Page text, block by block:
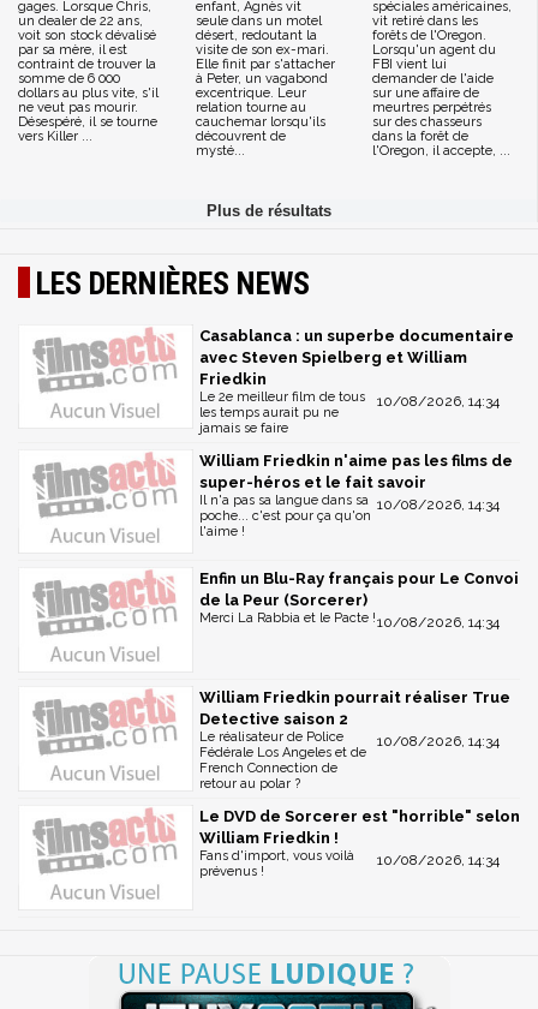
gages. Lorsque Chris,
un dealer de 22 ans,
voit son stock dévalisé
par sa mère, il est
contraint de trouver la
somme de 6 000
dollars au plus vite, s'il
ne veut pas mourir.
Désespéré, il se tourne
vers Killer ...
enfant, Agnès vit
seule dans un motel
désert, redoutant la
visite de son ex-mari.
Elle finit par s'attacher
à Peter, un vagabond
excentrique. Leur
relation tourne au
cauchemar lorsqu'ils
découvrent de
mysté...
spéciales américaines,
vit retiré dans les
forêts de l'Oregon.
Lorsqu'un agent du
FBI vient lui
demander de l'aide
sur une affaire de
meurtres perpétrés
sur des chasseurs
dans la forêt de
l'Oregon, il accepte, ...
LES DERNIÈRES NEWS
Casablanca : un superbe documentaire
avec Steven Spielberg et William
Friedkin
10/08/2026, 14:34
Le 2e meilleur film de tous
les temps aurait pu ne
jamais se faire
William Friedkin n'aime pas les films de
super-héros et le fait savoir
10/08/2026, 14:34
Il n'a pas sa langue dans sa
poche... c'est pour ça qu'on
l'aime !
Enfin un Blu-Ray français pour Le Convoi
de la Peur (Sorcerer)
10/08/2026, 14:34
Merci La Rabbia et le Pacte !
William Friedkin pourrait réaliser True
Detective saison 2
10/08/2026, 14:34
Le réalisateur de Police
Fédérale Los Angeles et de
French Connection de
retour au polar ?
Le DVD de Sorcerer est "horrible" selon
William Friedkin !
10/08/2026, 14:34
Fans d'import, vous voilà
prévenus !